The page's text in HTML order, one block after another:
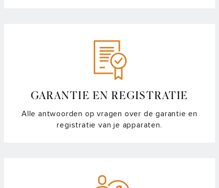
GARANTIE EN REGISTRATIE
Alle antwoorden op vragen over de garantie en
registratie van je apparaten.